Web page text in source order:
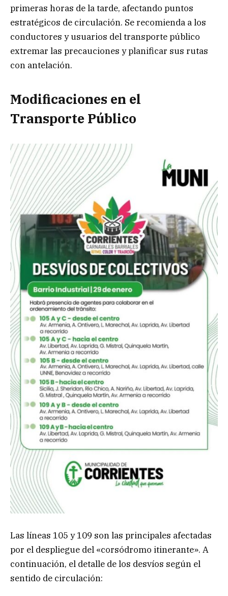
primeras horas de la tarde, afectando puntos
estratégicos de circulación. Se recomienda a los
conductores y usuarios del transporte público
extremar las precauciones y planificar sus rutas
con antelación.
Modificaciones en el
Transporte Público
Las líneas 105 y 109 son las principales afectadas
por el despliegue del «corsódromo itinerante». A
continuación, el detalle de los desvíos según el
sentido de circulación: